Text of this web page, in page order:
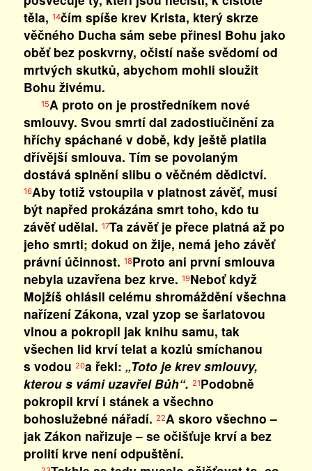
těla, 14čím spíše krev Krista, který skrze
věčného Ducha sám sebe přinesl Bohu jako
oběť bez poskvrny, očistí naše svědomí od
mrtvých skutků, abychom mohli sloužit
Bohu živému.
15A proto on je prostředníkem nové
smlouvy. Svou smrtí dal zadostiučinění za
hříchy spáchané v době, kdy ještě platila
dřívější smlouva. Tím se povolaným
dostává splnění slibu o věčném dědictví.
16Aby totiž vstoupila v platnost závěť, musí
být napřed prokázána smrt toho, kdo tu
závěť udělal. 17Ta závěť je přece platná až po
jeho smrti; dokud on žije, nemá jeho závěť
právní účinnost. 18Proto ani první smlouva
nebyla uzavřena bez krve. 19Neboť když
Mojžíš ohlásil celému shromáždění všechna
nařízení Zákona, vzal yzop se šarlatovou
vlnou a pokropil jak knihu samu, tak
všechen lid krví telat a kozlů smíchanou
s vodou 20a řekl: „Toto je krev smlouvy,
kterou s vámi uzavřel Bůh“. 21Podobně
pokropil krví i stánek a všechno
bohoslužebné nářadí. 22A skoro všechno –
jak Zákon nařizuje – se očišťuje krví a bez
prolití krve není odpuštění.